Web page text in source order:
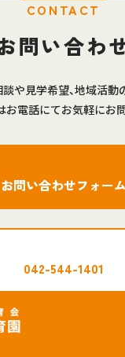
問い合わ
や見学希望、地域活動
電話にてお気軽にお
お問い合わせフォーム
042-544-1401